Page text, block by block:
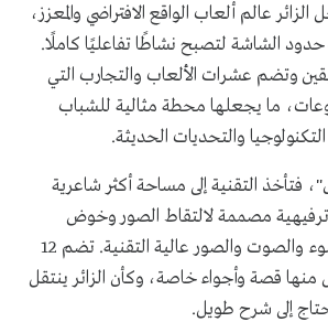
عالم ألعاب الواقع الافتراضي والمعزز،
الشاشة لتصبح نشاطًا تفاعليًا كاملًا.
وتضم عشرات الألعاب والتجارب التي
ما يجعلها محطة مثالية للشباب
والتحديات الحديثة.
فتأخذ التقنية إلى مساحة أكثر شاعرية
مصممة لالتقاط الصور وخوض
تجربة غامرة من الضوء والصوت والصور عالية التقنية. تضم 12
قصة وأجواء خاصة، وكأن الزائر ينتقل
إلى شرح طويل.